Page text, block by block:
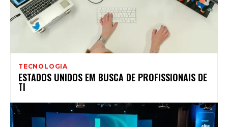
TECNOLOGIA
ESTADOS UNIDOS EM BUSCA DE PROFISSIONAIS DE
TI